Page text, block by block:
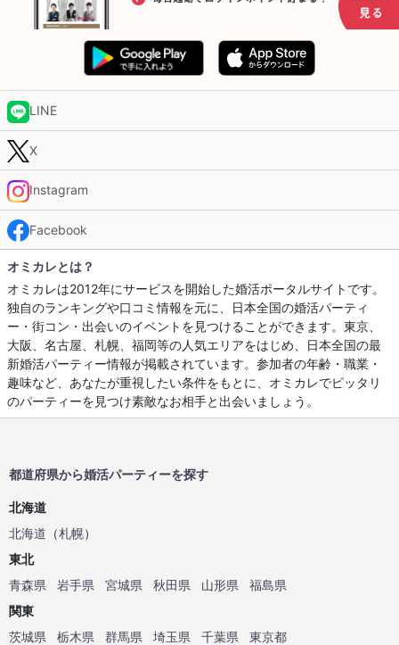
LINE
X
Instagram
Facebook
オミカレとは？
オミカレは2012年にサービスを開始した婚活ポータルサイトです。
独自のランキングや口コミ情報を元に、日本全国の婚活パーティ
ー・街コン・出会いのイベントを見つけることができます。東京、
大阪、名古屋、札幌、福岡等の人気エリアをはじめ、日本全国の最
新婚活パーティー情報が掲載されています。参加者の年齢・職業・
趣味など、あなたが重視したい条件をもとに、オミカレでピッタリ
のパーティーを見つけ素敵なお相手と出会いましょう。
都道府県から婚活パーティーを探す
北海道
北海道 （札幌）
東北
青森県
岩手県 宮城県 秋田県 山形県
福島県
関東
茨城県
栃木県 群馬県 埼玉県 千葉県 東京都